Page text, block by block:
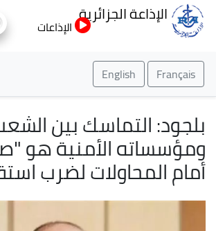
إلى
الإذاعة الجزائرية
الإذاعات
Français
English
بلجود: التماسك بين الشعب
ومؤسساته الأمنية هو
أمام المحاولات لضرب